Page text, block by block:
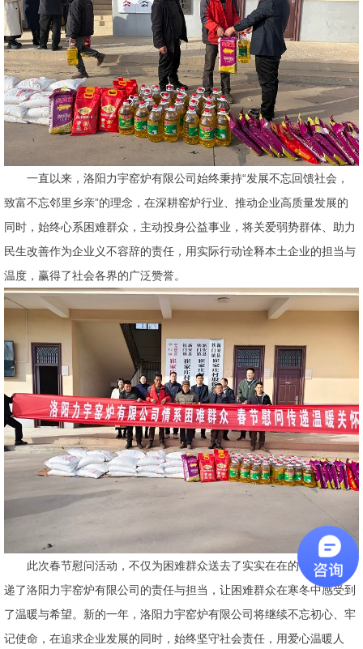
一直以来，洛阳力宇窑炉有限公司始终秉持“发展不忘回馈社会，
致富不忘邻里乡亲”的理念，在深耕窑炉行业、推动企业高质量发展的
同时，始终心系困难群众，主动投身公益事业，将关爱弱势群体、助力
民生改善作为企业义不容辞的责任，用实际行动诠释本土企业的担当与
温度，赢得了社会各界的广泛赞誉。
此次春节慰问活动，不仅为困难群众送去了实实在在的帮助，更传
递了洛阳力宇窑炉有限公司的责任与担当，让困难群众在寒冬中感受到
了温暖与希望。新的一年，洛阳力宇窑炉有限公司将继续不忘初心、牢
记使命，在追求企业发展的同时，始终坚守社会责任，用爱心温暖人